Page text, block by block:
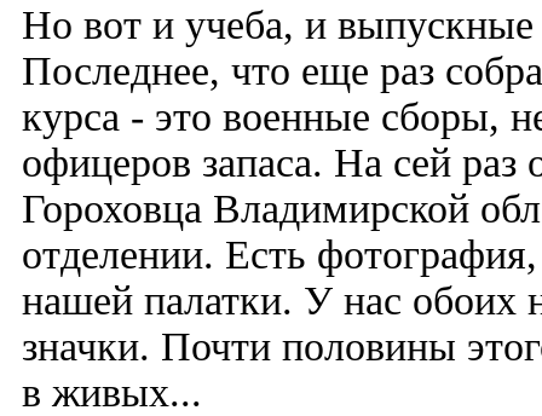
Но вот и учеба, и выпускные
Последнее, что еще раз
курса - это военные сборы,
офицеров запаса. На сей раз
Гороховца Владимирской
отделении. Есть
нашей палатки. У нас обоих
значки. Почти половины
в живых...